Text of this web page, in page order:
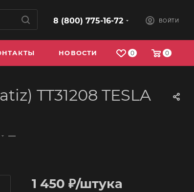
8 (800) 775-16-72 ВОЙТИ
0 0
НОВОСТИ
TT31208 TESLA
—
1 450 ₽/штука